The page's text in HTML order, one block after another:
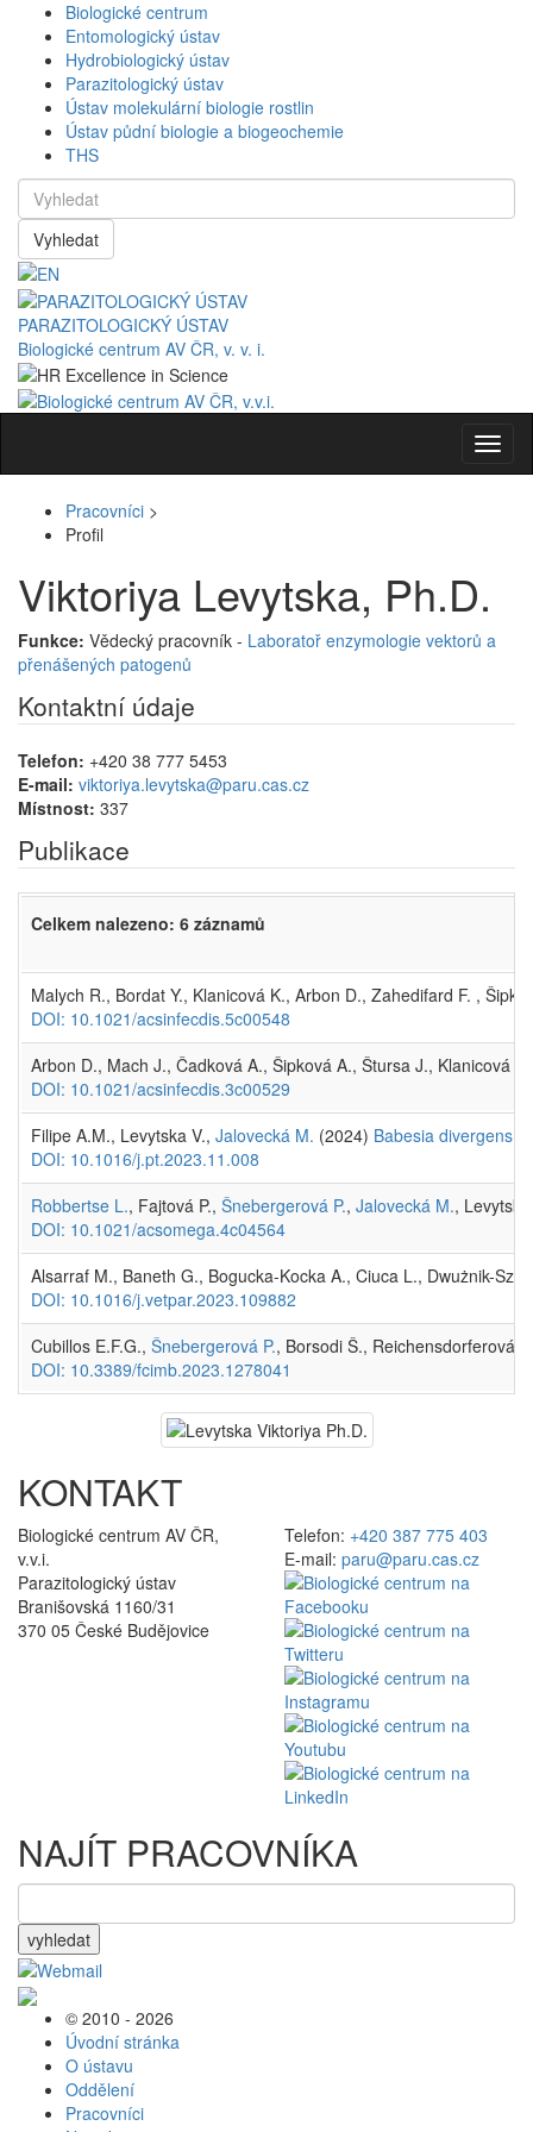
Biologické centrum
Entomologický ústav
Hydrobiologický ústav
Parazitologický ústav
Ústav molekulární biologie rostlin
Ústav půdní biologie a biogeochemie
THS
Vyhledat
PARAZITOLOGICKÝ ÚSTAV
Biologické centrum AV ČR, v. v. i.
Pracovníci >
Profil
Viktoriya Levytska, Ph.D.
Funkce: Vědecký pracovník - Laboratoř enzymologie vektorů a
přenášených patogenů
Kontaktní údaje
Telefon: +420 38 777 5453
E-mail: viktoriya.levytska@paru.cas.cz
Místnost: 337
Publikace
Celkem nalezeno: 6 záznamů
Malych R., Bordat Y., Klanicová K., Arbon D., Zahedifard F. ,
DOI: 10.1021/acsinfecdis.5c00548
Arbon D., Mach J., Čadková A., Šipková A., Štursa J., Klanicová
DOI: 10.1021/acsinfecdis.3c00529
Filipe A.M., Levytska V., Jalovecká M. (2024) Babesia divergens.
DOI: 10.1016/j.pt.2023.11.008
Robbertse L., Fajtová P., Šnebergerová P., Jalovecká M.,
DOI: 10.1021/acsomega.4c04564
Alsarraf M., Baneth G., Bogucka-Kocka A., Ciuca L., Dwużnik-
DOI: 10.1016/j.vetpar.2023.109882
Cubillos E.F.G., Šnebergerová P., Borsodi Š., Reichensdorferová
DOI: 10.3389/fcimb.2023.1278041
KONTAKT
Biologické centrum AV ČR,
v.v.i.
Parazitologický ústav
Branišovská 1160/31
370 05 České Budějovice
Telefon: +420 387 775 403
E-mail: paru@paru.cas.cz
NAJÍT PRACOVNÍKA
vyhledat
© 2010 - 2026
Úvodní stránka
O ústavu
Oddělení
Pracovníci